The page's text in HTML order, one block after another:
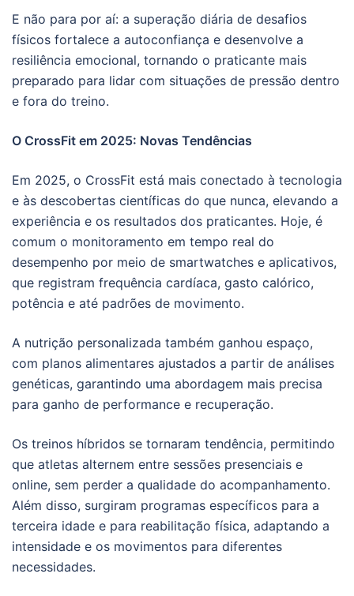
E não para por aí: a superação diária de desafios
físicos fortalece a autoconfiança e desenvolve a
resiliência emocional, tornando o praticante mais
preparado para lidar com situações de pressão dentro
e fora do treino.
O CrossFit em 2025: Novas Tendências
Em 2025, o CrossFit está mais conectado à tecnologia
e às descobertas científicas do que nunca, elevando a
experiência e os resultados dos praticantes. Hoje, é
comum o monitoramento em tempo real do
desempenho por meio de smartwatches e aplicativos,
que registram frequência cardíaca, gasto calórico,
potência e até padrões de movimento.
A nutrição personalizada também ganhou espaço,
com planos alimentares ajustados a partir de análises
genéticas, garantindo uma abordagem mais precisa
para ganho de performance e recuperação.
Os treinos híbridos se tornaram tendência, permitindo
que atletas alternem entre sessões presenciais e
online, sem perder a qualidade do acompanhamento.
Além disso, surgiram programas específicos para a
terceira idade e para reabilitação física, adaptando a
intensidade e os movimentos para diferentes
necessidades.